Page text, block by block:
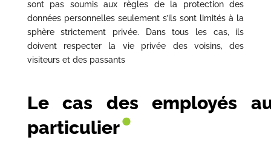
sont pas soumis aux règles de la protection des
données personnelles seulement s’ils sont limités à la
sphère strictement privée. Dans tous les cas, ils
doivent respecter la vie privée des voisins, des
visiteurs et des passants
Le cas des employés
particulier•